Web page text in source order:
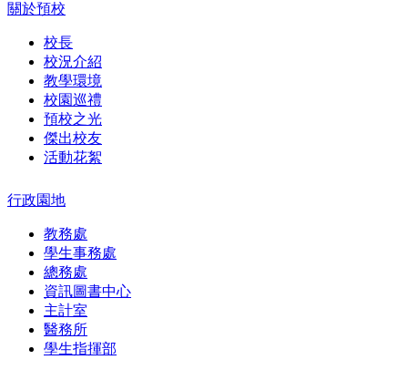
關於預校
校長
校況介紹
教學環境
校園巡禮
預校之光
傑出校友
活動花絮
行政園地
教務處
學生事務處
總務處
資訊圖書中心
主計室
醫務所
學生指揮部